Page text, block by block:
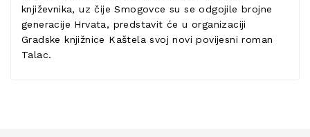
književnika, uz čije Smogovce su se odgojile brojne
generacije Hrvata, predstavit će u organizaciji
Gradske knjižnice Kaštela svoj novi povijesni roman
Talac.